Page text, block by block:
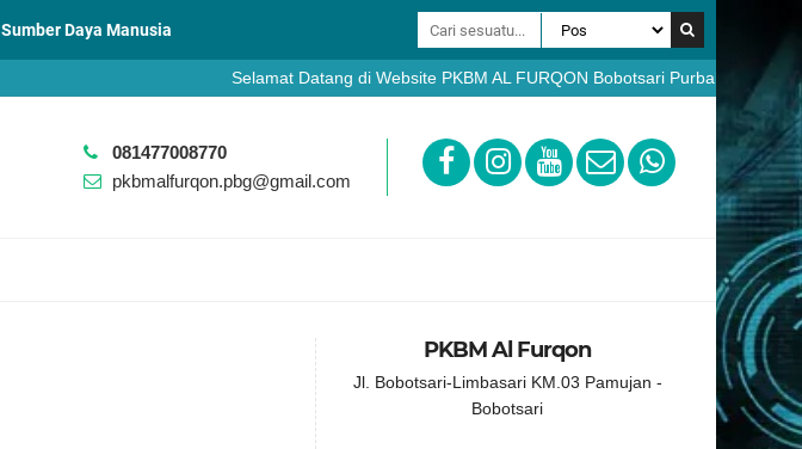
Sumber Daya Manusia
Selamat Datang di Website PKBM AL FURQON Bobotsari Purbalingga -
https://ppdb.pkbmalfurqon.sch.id
081477008770
pkbmalfurqon.pbg@gmail.com
PKBM Al Furqon
Jl. Bobotsari-Limbasari KM.03 Pamujan -
Bobotsari